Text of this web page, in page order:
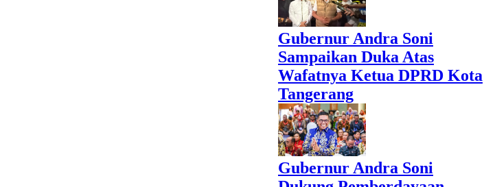
Gubernur Andra Soni
Sampaikan Duka Atas
Wafatnya Ketua DPRD Kota
Tangerang
Gubernur Andra Soni